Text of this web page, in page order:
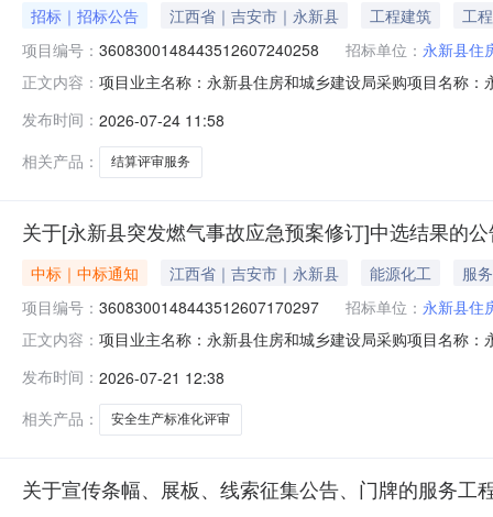
招标｜招标公告 江西省｜吉安市｜永新县 工程建筑
工程
项目编号： 3608300148443512607240258 招标单位： 永新县住
正文内容： 项目业主名称：永新县住房和城乡建设局采购项目名称
容：项目合同价为145685.69元，建设学背社区健身休
时间：5（
发布时间： 2026-07-24 11:58
相关产品：
结算评审服务
关于[永新县突发燃气事故应急预案修订]中选结果的
中标｜中标通知 江西省｜吉安市｜永新县 能源化工
服务
项目编号： 3608300148443512607170297 招标单位： 永新县住
正文内容： 项目业主名称：永新县住房和城乡建设局采购项目名称
谈时间：3（个工作日）签订合同时间：15（个工作日）
询服务有限公司,江
发布时间： 2026-07-21 12:38
相关产品：
安全生产标准化评审
关于宣传条幅、展板、线索征集公告、门牌的服务工